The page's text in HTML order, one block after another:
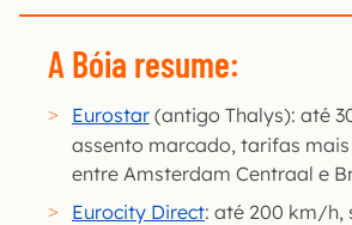
A Bóia resume:
Eurostar (antigo Thalys): até
assento marcado, tarifas mais
entre Amsterdam Centraal e
Eurocity Direct: até 200 km/h,